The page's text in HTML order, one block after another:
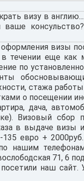
визу в
консульство?
визы
в течении еще как
по
стажа
о посещении
дача,
Визовый сбор
в выдаче визы
евро +
нашим
71, 6
наш сайт.